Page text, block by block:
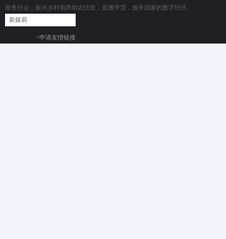
服务社会，振兴乡村电商助农扶贫，直播带货，服务国家的数字经济。
新媒易
>申请友情链接